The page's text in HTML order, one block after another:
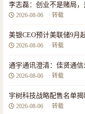
李志磊：创业不是赌局
2026-08-06 · 转载
美银CEO预计美联储9月
2026-08-06 · 转载
通宇通讯澄清：佳贤通
2026-08-06 · 转载
宇树科技战略配售名单揭
2026-08-06 · 转载